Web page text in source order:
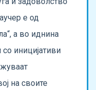
е од
а во иднина
иницијативи
на своите